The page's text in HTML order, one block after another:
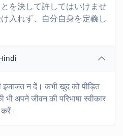
を決して許してはいけませ
入れず、自分自身を定義し
इजाजत न दें। कभी खुद को पीड़ित
अपने जीवन की परिभाषा स्वीकार
करें।